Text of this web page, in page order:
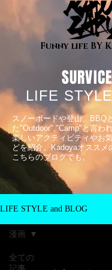
Funny life BY
LIFE
スノーボードや登山、BBQ
た"Outdoor","Camp"と言わ
楽しいアクティビティやお
どを紹介。Kadoyaオススメ
こちらのブログでも。
LIFE STYLE and BLOG
全ての
漫画